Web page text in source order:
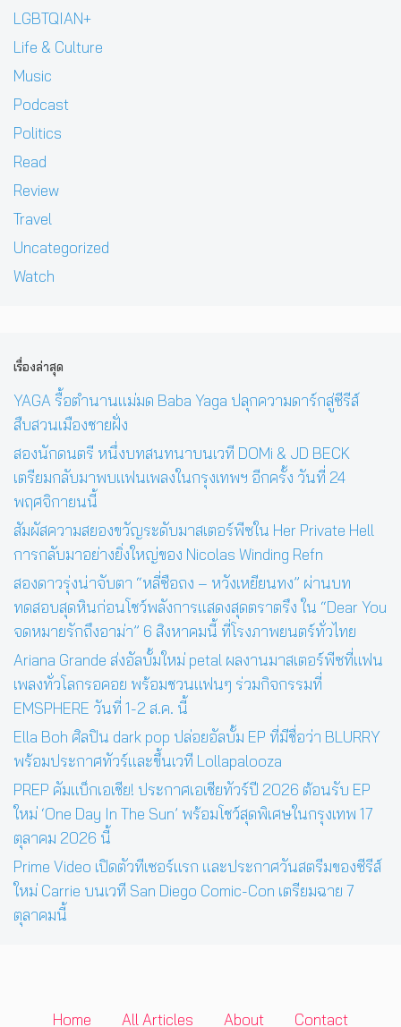
LGBTQIAN+
Life & Culture
Music
Podcast
Politics
Read
Review
Travel
Uncategorized
Watch
เรื่องล่าสุด
YAGA รื้อตำนานแม่มด Baba Yaga ปลุกความดาร์กสู่ซีรีส์
สืบสวนเมืองชายฝั่ง
สองนักดนตรี หนึ่งบทสนทนาบนเวที DOMi & JD BECK
เตรียมกลับมาพบแฟนเพลงในกรุงเทพฯ อีกครั้ง วันที่ 24
พฤศจิกายนนี้
สัมผัสความสยองขวัญระดับมาสเตอร์พีซใน Her Private Hell
การกลับมาอย่างยิ่งใหญ่ของ Nicolas Winding Refn
สองดาวรุ่งน่าจับตา “หลี่ซือถง – หวังเหยียนทง” ผ่านบท
ทดสอบสุดหินก่อนโชว์พลังการแสดงสุดตราตรึง ใน “Dear You
จดหมายรักถึงอาม่า” 6 สิงหาคมนี้ ที่โรงภาพยนตร์ทั่วไทย
Ariana Grande ส่งอัลบั้มใหม่ petal ผลงานมาสเตอร์พีซที่แฟน
เพลงทั่วโลกรอคอย พร้อมชวนแฟนๆ ร่วมกิจกรรมที่
EMSPHERE วันที่ 1-2 ส.ค. นี้
Ella Boh ศิลปิน dark pop ปล่อยอัลบั้ม EP ที่มีชื่อว่า BLURRY
พร้อมประกาศทัวร์และขึ้นเวที Lollapalooza
PREP คัมแบ็กเอเชีย! ประกาศเอเชียทัวร์ปี 2026 ต้อนรับ EP
ใหม่ ‘One Day In The Sun’ พร้อมโชว์สุดพิเศษในกรุงเทพ 17
ตุลาคม 2026 นี้
Prime Video เปิดตัวทีเซอร์แรก และประกาศวันสตรีมของซีรีส์
ใหม่ Carrie บนเวที San Diego Comic-Con เตรียมฉาย 7
ตุลาคมนี้
Home All Articles About Contact